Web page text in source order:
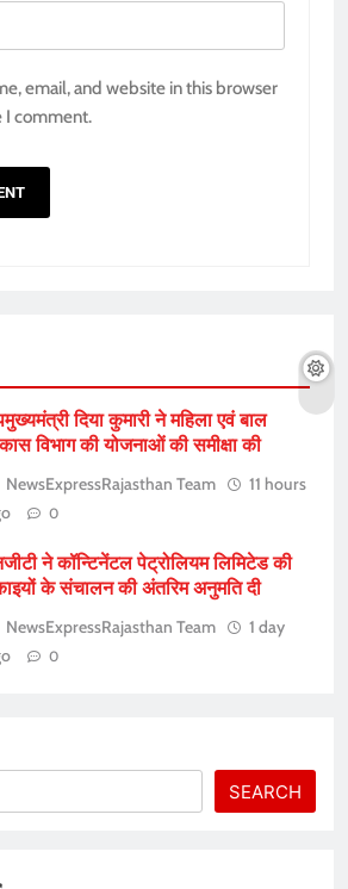
email, and website in this browser
I comment.
दिया कुमारी ने महिला एवं बाल
विभाग की योजनाओं की समीक्षा की
NewsExpressRajasthan Team
11 hours
0
ने कॉन्टिनेंटल पेट्रोलियम लिमिटेड की
के संचालन की अंतरिम अनुमति दी
NewsExpressRajasthan Team
1 day
0
SEARCH